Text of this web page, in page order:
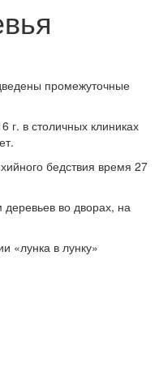
промежуточные
г. в столичных клиниках
бедствия время 27
во дворах, на
«лунка в лунку»